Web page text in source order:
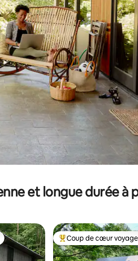
et longue durée à
plus appréciés Coups de cœur
Coup de cœur